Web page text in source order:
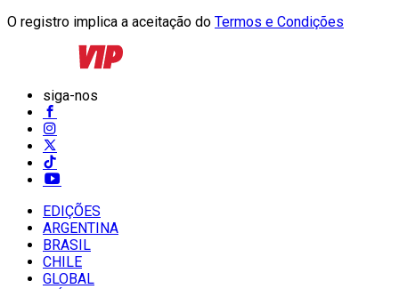
O registro implica a aceitação do Termos e Condições
siga-nos
EDIÇÕES
ARGENTINA
BRASIL
CHILE
GLOBAL